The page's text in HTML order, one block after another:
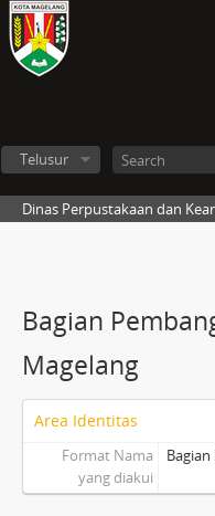
Telusur
Dinas Perpustakaan dan
Bagian
Magelang
Area Identitas
Format Nama
yang diakui